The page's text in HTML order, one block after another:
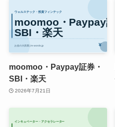
moomoo・Paypay証券・
SBI・楽天
2026年7月21日